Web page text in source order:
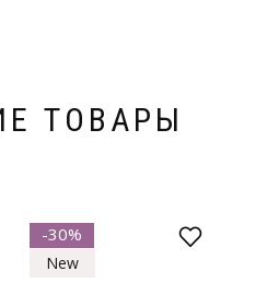
ТОВАРЫ
New
-30%